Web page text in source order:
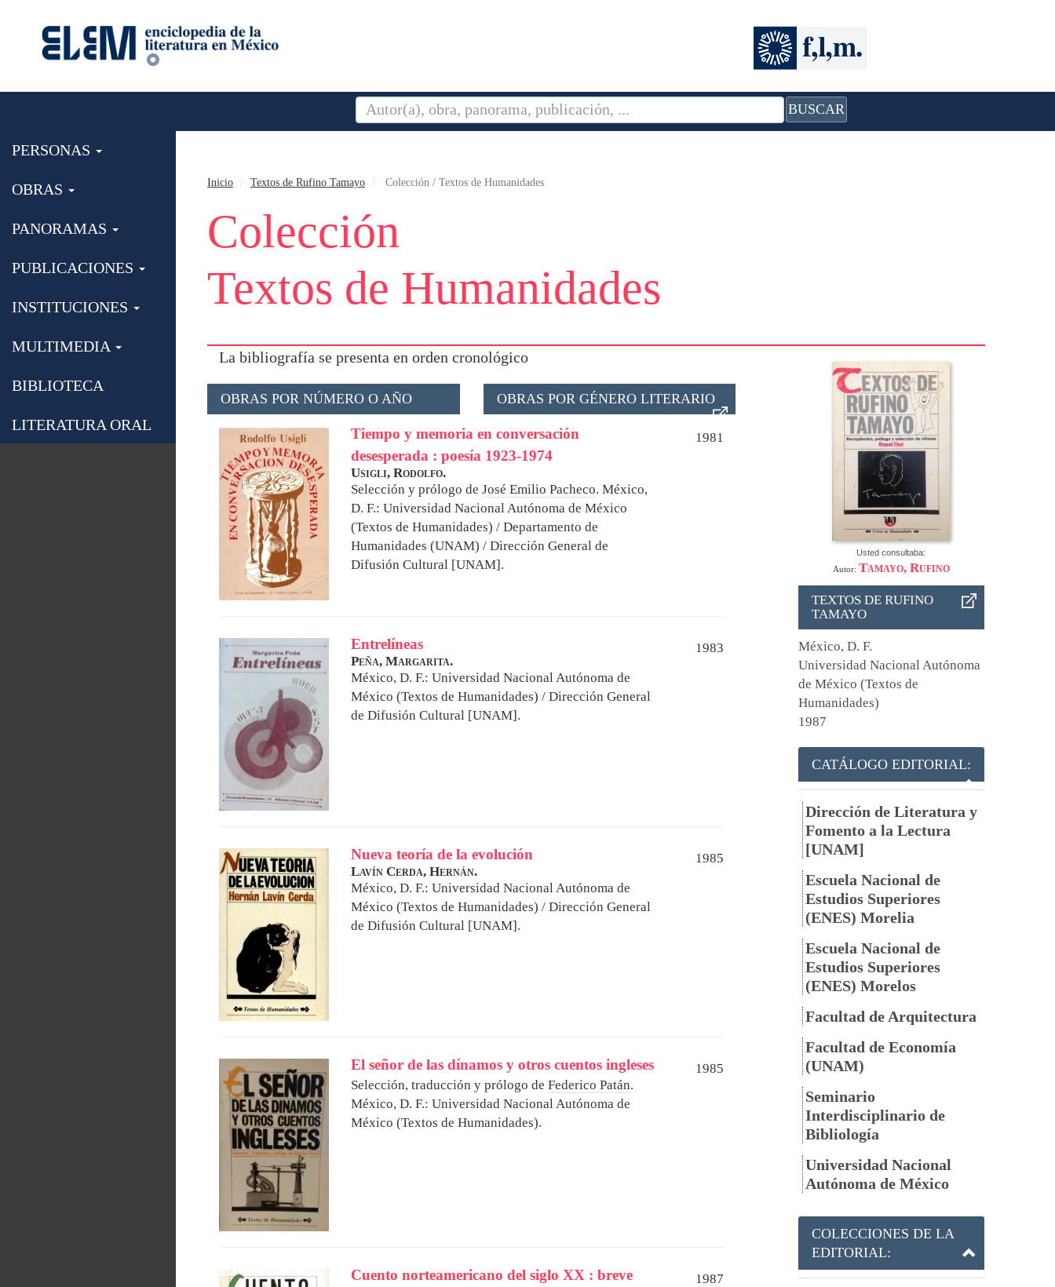
BUSCAR
PERSONAS
OBRAS
PANORAMAS
PUBLICACIONES
INSTITUCIONES
MULTIMEDIA
BIBLIOTECA
LITERATURA ORAL
Inicio Textos de Rufino Tamayo Colección / Textos de Humanidades
Colección
Textos de Humanidades
Usted consultaba:
Autor: Tamayo, Rufino
TEXTOS DE RUFINO
TAMAYO
México, D. F.
Universidad Nacional Autónoma
de México (Textos de
Humanidades)
1987
CATÁLOGO EDITORIAL:
Dirección de Literatura y
Fomento a la Lectura
[UNAM]
Escuela Nacional de
Estudios Superiores
(ENES) Morelia
Escuela Nacional de
Estudios Superiores
(ENES) Morelos
Facultad de Arquitectura
Facultad de Economía
(UNAM)
Seminario
Interdisciplinario de
Bibliología
Universidad Nacional
Autónoma de México
COLECCIONES DE LA
EDITORIAL:
La bibliografía se presenta en orden cronológico
OBRAS POR NÚMERO O AÑO OBRAS POR GÉNERO LITERARIO
Tiempo y memoria en conversación
desesperada : poesía 1923-1974
1981
Usigli, Rodolfo.
Selección y prólogo deJosé Emilio Pacheco.México,
D. F.: Universidad Nacional Autónoma de México
(Textos de Humanidades) / Departamento de
Humanidades (UNAM) / Dirección General de
Difusión Cultural [UNAM].
Entrelíneas
1983
Peña, Margarita.
México, D. F.: Universidad Nacional Autónoma de
México (Textos de Humanidades) / Dirección General
de Difusión Cultural [UNAM].
Nueva teoría de la evolución
1985
Lavín Cerda, Hernán.
México, D. F.: Universidad Nacional Autónoma de
México (Textos de Humanidades) / Dirección General
de Difusión Cultural [UNAM].
El señor de las dínamos y otros cuentos ingleses
1985
Selección, traducción y prólogo deFederico Patán.
México, D. F.: Universidad Nacional Autónoma de
México (Textos de Humanidades).
Cuento norteamericano del siglo XX : breve
1987